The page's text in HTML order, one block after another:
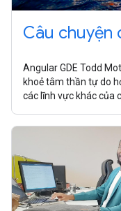
Câu chuyện
Angular GDE Todd
khoẻ tâm thần tự do
các lĩnh vực khác của